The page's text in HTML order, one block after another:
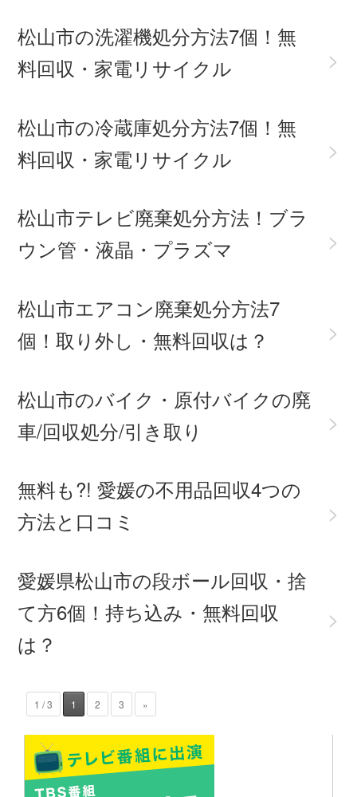
松山市の洗濯機処分方法7個！無
料回収・家電リサイクル
>
松山市の冷蔵庫処分方法7個！無
料回収・家電リサイクル
>
松山市テレビ廃棄処分方法！ブラ
ウン管・液晶・プラズマ
>
松山市エアコン廃棄処分方法7
個！取り外し・無料回収は？
>
松山市のバイク・原付バイクの廃
車/回収処分/引き取り
>
無料も?! 愛媛の不用品回収4つの
方法と口コミ
>
愛媛県松山市の段ボール回収・捨
て方6個！持ち込み・無料回収
は？
>
1 / 3 1 2 3 »